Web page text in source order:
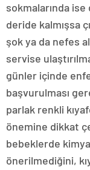
sokmalarında
deride kalmışsa
şok ya da nefes
servise
günler içinde
başvurulması
parlak renkli
önemine dikkat
bebeklerde
önerilmediğini,